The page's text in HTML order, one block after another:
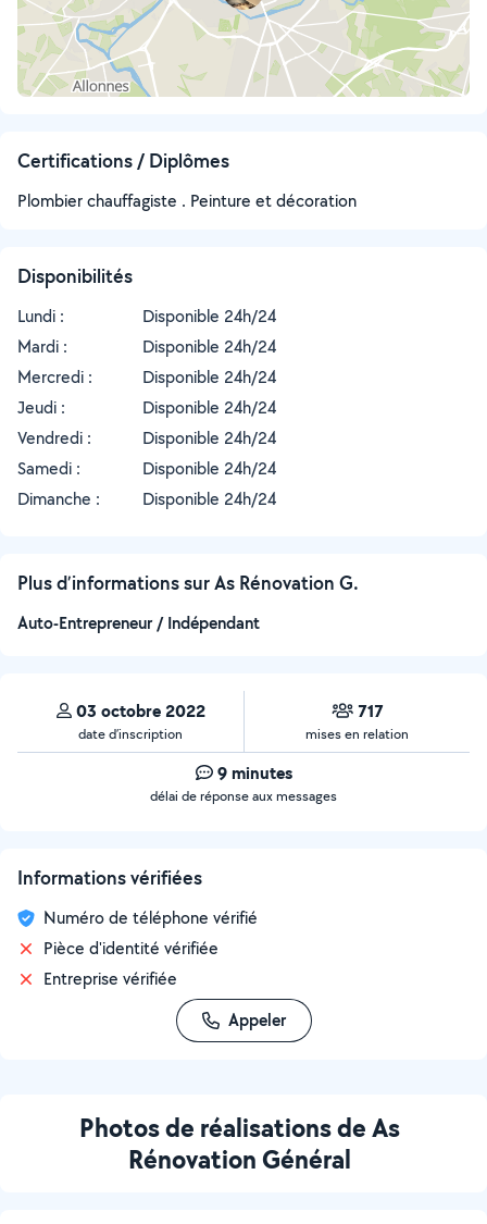
Certifications / Diplômes
Plombier chauffagiste . Peinture et décoration
Disponibilités
Lundi :
Disponible 24h/24
Mardi :
Disponible 24h/24
Mercredi :
Disponible 24h/24
Jeudi :
Disponible 24h/24
Vendredi :
Disponible 24h/24
Samedi :
Disponible 24h/24
Dimanche :
Disponible 24h/24
Plus d’informations sur As Rénovation G.
Auto-Entrepreneur / Indépendant
03 octobre 2022
date d’inscription
717
mises en relation
9 minutes
délai de réponse aux messages
Informations vérifiées
Numéro de téléphone vérifié
Pièce d'identité vérifiée
Entreprise vérifiée
Appeler
Photos de réalisations de As
Rénovation Général